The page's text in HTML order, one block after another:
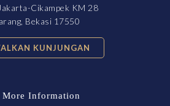
Cikampek KM 28
Bekasi 17550
KUNJUNGAN
More Information